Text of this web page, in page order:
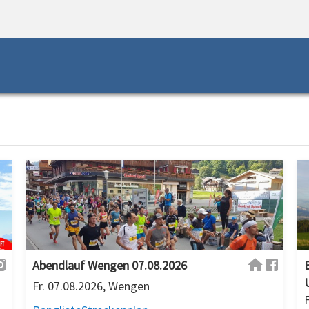
Abendlauf Wengen 07.08.2026
Fr. 07.08.2026, Wengen